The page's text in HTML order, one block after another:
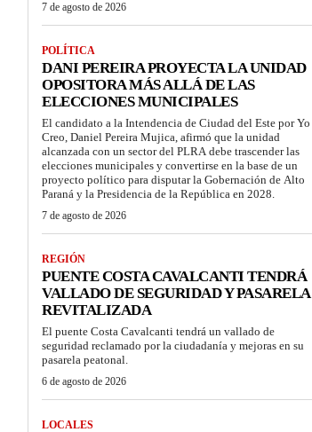
7 de agosto de 2026
POLÍTICA
DANI PEREIRA PROYECTA LA UNIDAD
OPOSITORA MÁS ALLÁ DE LAS
ELECCIONES MUNICIPALES
El candidato a la Intendencia de Ciudad del Este por Yo
Creo, Daniel Pereira Mujica, afirmó que la unidad
alcanzada con un sector del PLRA debe trascender las
elecciones municipales y convertirse en la base de un
proyecto político para disputar la Gobernación de Alto
Paraná y la Presidencia de la República en 2028.
7 de agosto de 2026
REGIÓN
PUENTE COSTA CAVALCANTI TENDRÁ
VALLADO DE SEGURIDAD Y PASARELA
REVITALIZADA
El puente Costa Cavalcanti tendrá un vallado de
seguridad reclamado por la ciudadanía y mejoras en su
pasarela peatonal.
6 de agosto de 2026
LOCALES